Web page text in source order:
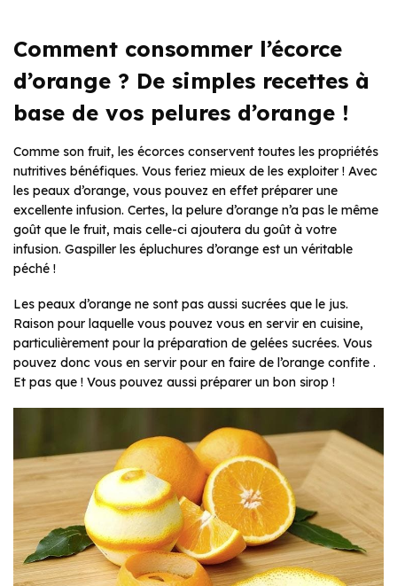
Comment consommer l’écorce
d’orange ? De simples recettes à
base de vos pelures d’orange !
Comme son fruit, les écorces conservent toutes les propriétés
nutritives bénéfiques. Vous feriez mieux de les exploiter ! Avec
les peaux d’orange, vous pouvez en effet préparer une
excellente infusion. Certes, la pelure d’orange n’a pas le même
goût que le fruit, mais celle-ci ajoutera du goût à votre
infusion. Gaspiller les épluchures d’orange est un véritable
péché !
Les peaux d’orange ne sont pas aussi sucrées que le jus.
Raison pour laquelle vous pouvez vous en servir en cuisine,
particulièrement pour la préparation de gelées sucrées. Vous
pouvez donc vous en servir pour en faire de l’orange confite .
Et pas que ! Vous pouvez aussi préparer un bon sirop !